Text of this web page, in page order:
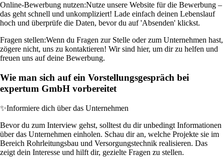
Online-Bewerbung nutzen:Nutze unsere Website für die Bewerbung –
das geht schnell und unkompliziert! Lade einfach deinen Lebenslauf
hoch und überprüfe die Daten, bevor du auf 'Absenden' klickst.
Fragen stellen:Wenn du Fragen zur Stelle oder zum Unternehmen hast,
zögere nicht, uns zu kontaktieren! Wir sind hier, um dir zu helfen und
freuen uns auf deine Bewerbung.
Wie man sich auf ein Vorstellungsgespräch bei
expertum GmbH vorbereitet
✨Informiere dich über das Unternehmen
Bevor du zum Interview gehst, solltest du dir unbedingt Informationen
über das Unternehmen einholen. Schau dir an, welche Projekte sie im
Bereich Rohrleitungsbau und Versorgungstechnik realisieren. Das
zeigt dein Interesse und hilft dir, gezielte Fragen zu stellen.